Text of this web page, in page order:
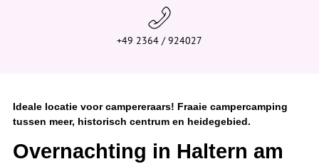
+49 2364 / 924027
Ideale locatie voor campereraars! Fraaie campercamping
tussen meer, historisch centrum en heidegebied.
Overnachting in Haltern am